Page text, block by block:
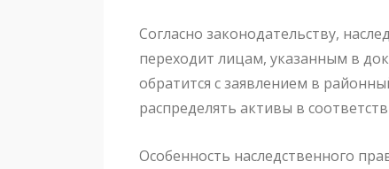
Согласно законодательству,
переходит лицам, указанным в
обратится с заявлением в
распределять активы в
Особенность наследственного